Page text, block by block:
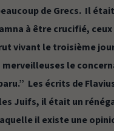
de Grecs. Il
à être crucifié,
vivant le troisième
le
Les écrits de
Juifs, il était un
il existe une